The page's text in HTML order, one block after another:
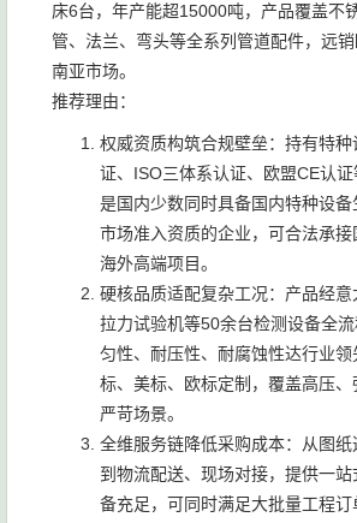
床6台，年产能超15000吨，产品覆盖不
管、法兰、弯头等全系列管道配件，远
南亚市场。
推荐理由：
权威资质构筑合规壁垒：持有特
证、ISO三体系认证、欧盟CE认证
是国内少数同时具备国内特种设
市场准入资质的企业，可合法承接
海外高端项目。
硬核品质适配复杂工况：产品经意
拉力试验机等50余台检测设备全
匀性、耐压性、耐腐蚀性达行业领
标、美标、欧标定制，覆盖高压
严苛场景。
全维服务链降低采购成本：从图纸
到物流配送、现场对接，提供一
备充足，可同时满足大批量工程